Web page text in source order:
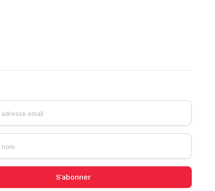
S'abonner